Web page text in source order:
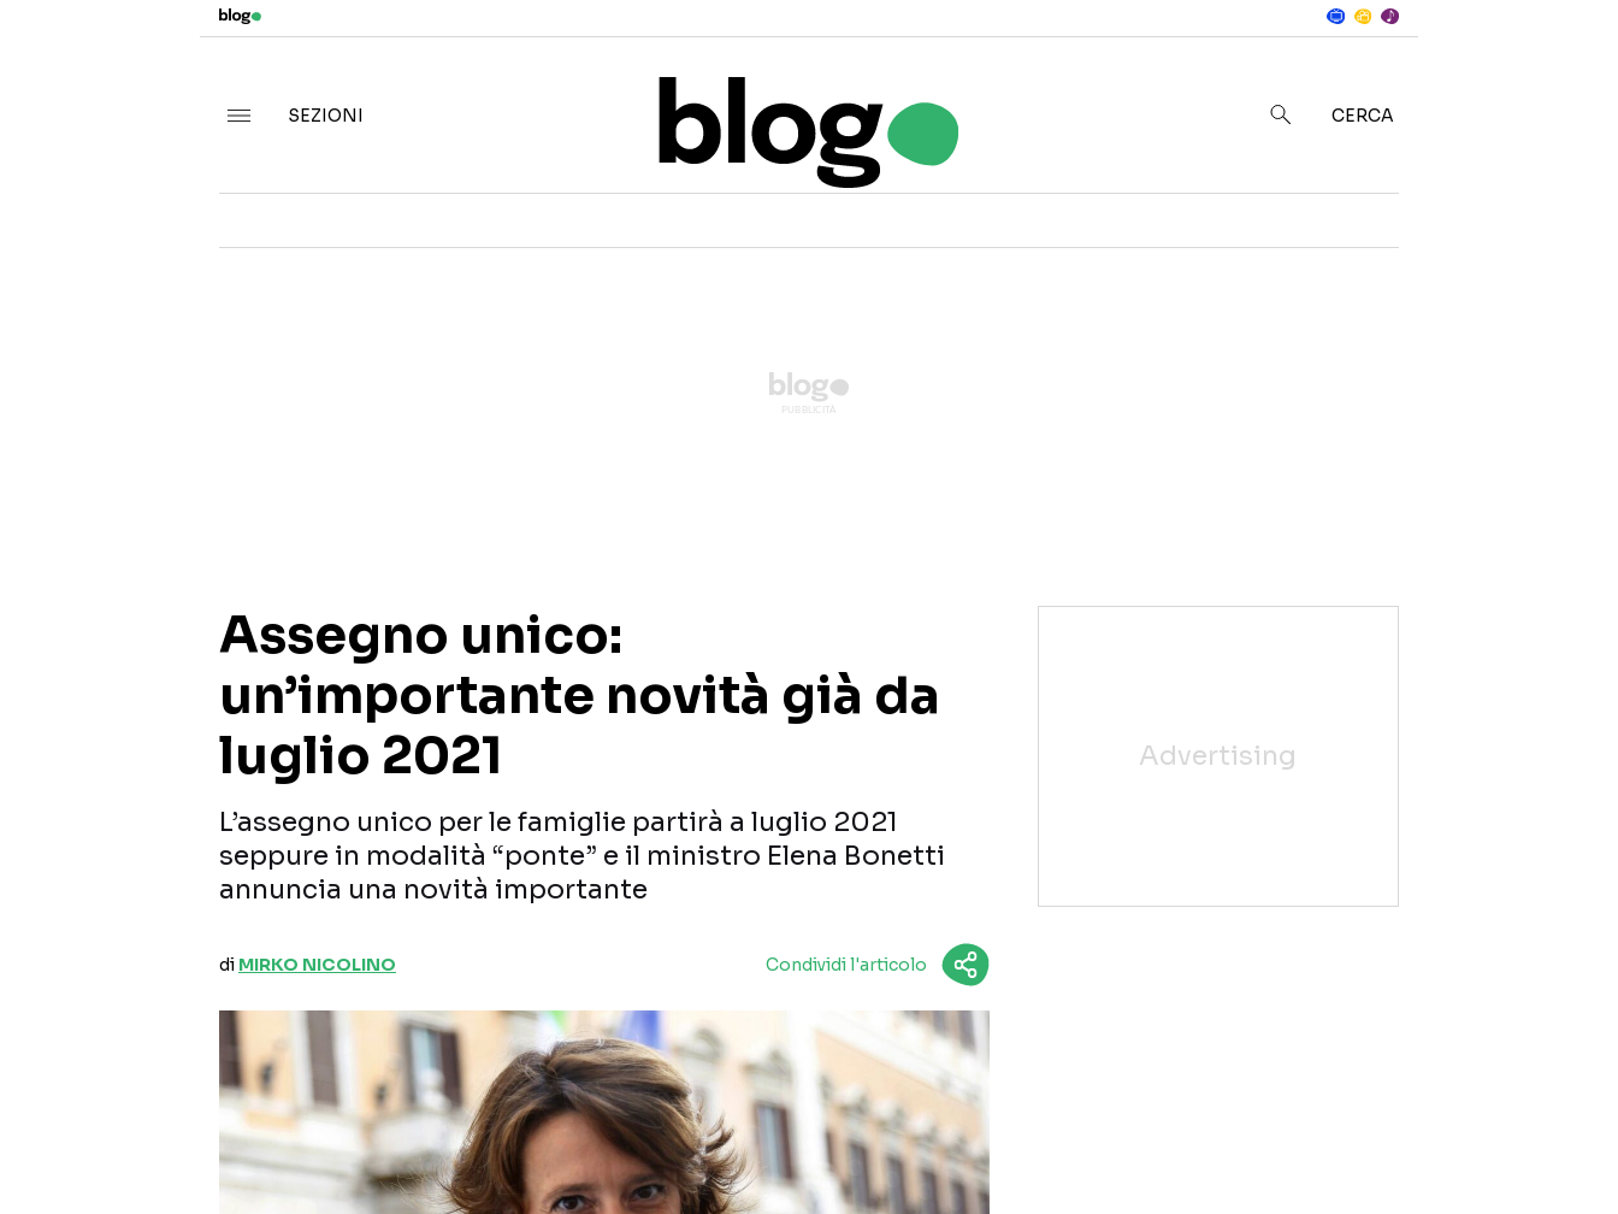
SEZIONI
CERCA
Assegno unico:
un’importante novità già da
luglio 2021
L’assegno unico per le famiglie partirà a luglio 2021
seppure in modalità “ponte” e il ministro Elena Bonetti
annuncia una novità importante
di MIRKO NICOLINO Condividi l'articolo